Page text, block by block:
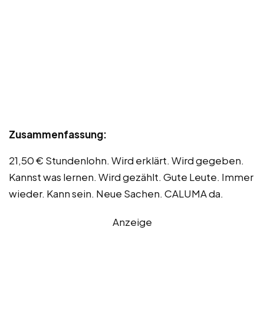
Zusammenfassung:
21,50 € Stundenlohn. Wird erklärt. Wird gegeben.
Kannst was lernen. Wird gezählt. Gute Leute. Immer
wieder. Kann sein. Neue Sachen. CALUMA da.
Anzeige